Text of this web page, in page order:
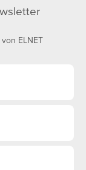
ELNET